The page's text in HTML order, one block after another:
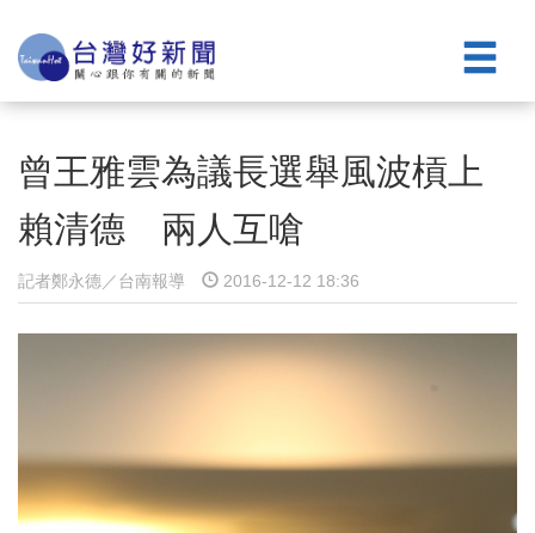
曾王雅雲為議長選舉風波槓上
賴清德 兩人互嗆
記者鄭永德／台南報導 2016-12-12 18:36